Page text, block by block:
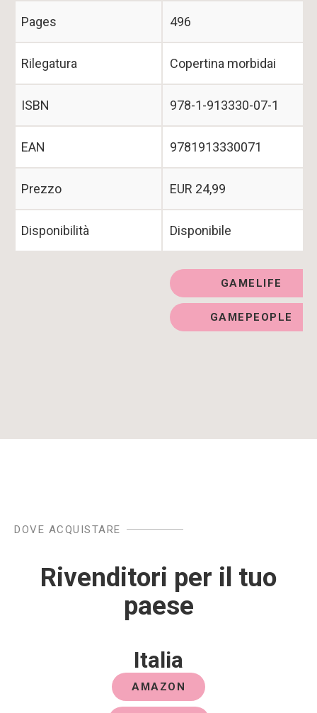
Pages 496
Rilegatura Copertina morbidai
ISBN 978-1-913330-07-1
EAN 9781913330071
Prezzo EUR 24,99
Disponibilità Disponibile
GAMELIFE
GAMEPEOPLE
DOVE ACQUISTARE
Rivenditori per il tuo
paese
Italia
AMAZON